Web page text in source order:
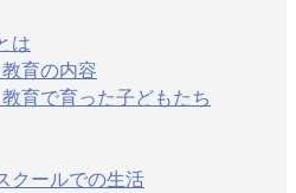
は
育の内容
育で育った子どもたち
クールでの生活